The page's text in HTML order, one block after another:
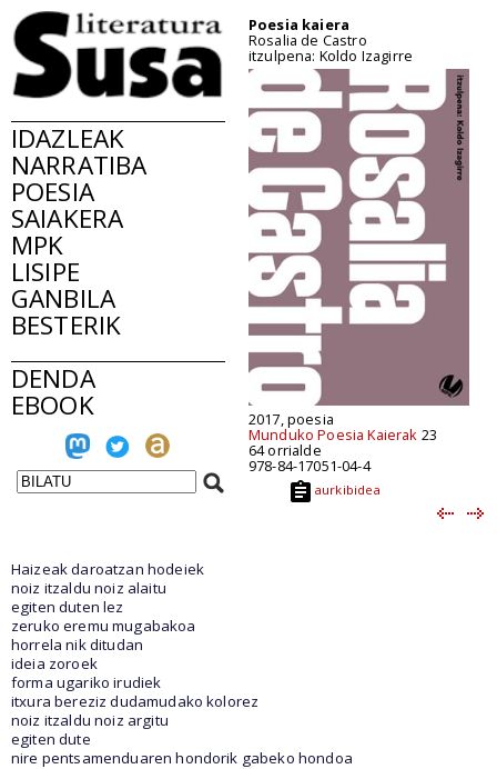
IDAZLEAK
NARRATIBA
POESIA
SAIAKERA
MPK
LISIPE
GANBILA
BESTERIK
DENDA
EBOOK
Poesia kaiera
Rosalia de Castro
itzulpena: Koldo Izagirre
2017, poesia
Munduko Poesia Kaierak 23
64 orrialde
978-84-17051-04-4
aurkibidea
Haizeak daroatzan hodeiek
noiz itzaldu noiz alaitu
egiten duten lez
zeruko eremu mugabakoa
horrela nik ditudan
ideia zoroek
forma ugariko irudiek
itxura bereziz dudamudako kolorez
noiz itzaldu noiz argitu
egiten dute
nire pentsamenduaren hondorik gabeko hondoa